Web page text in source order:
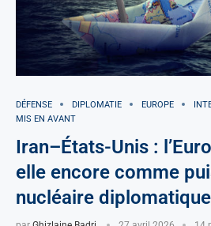
DÉFENSE DIPLOMATIE EUROPE
MIS EN AVANT
Iran–États-Unis :
elle encore comme
nucléaire